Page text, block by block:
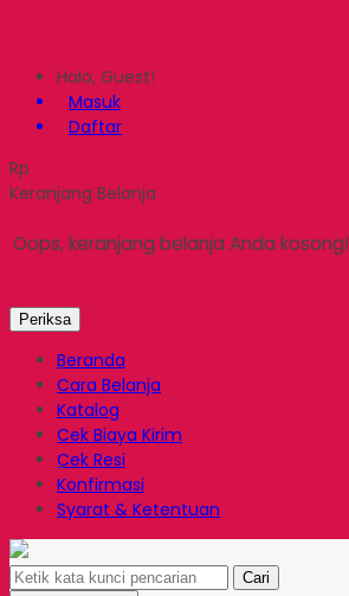
Halo, Guest!
Masuk
Daftar
Rp
Keranjang Belanja
Oops, keranjang belanja Anda kosong!
Periksa
Beranda
Cara Belanja
Katalog
Cek Biaya Kirim
Cek Resi
Konfirmasi
Syarat & Ketentuan
Cari